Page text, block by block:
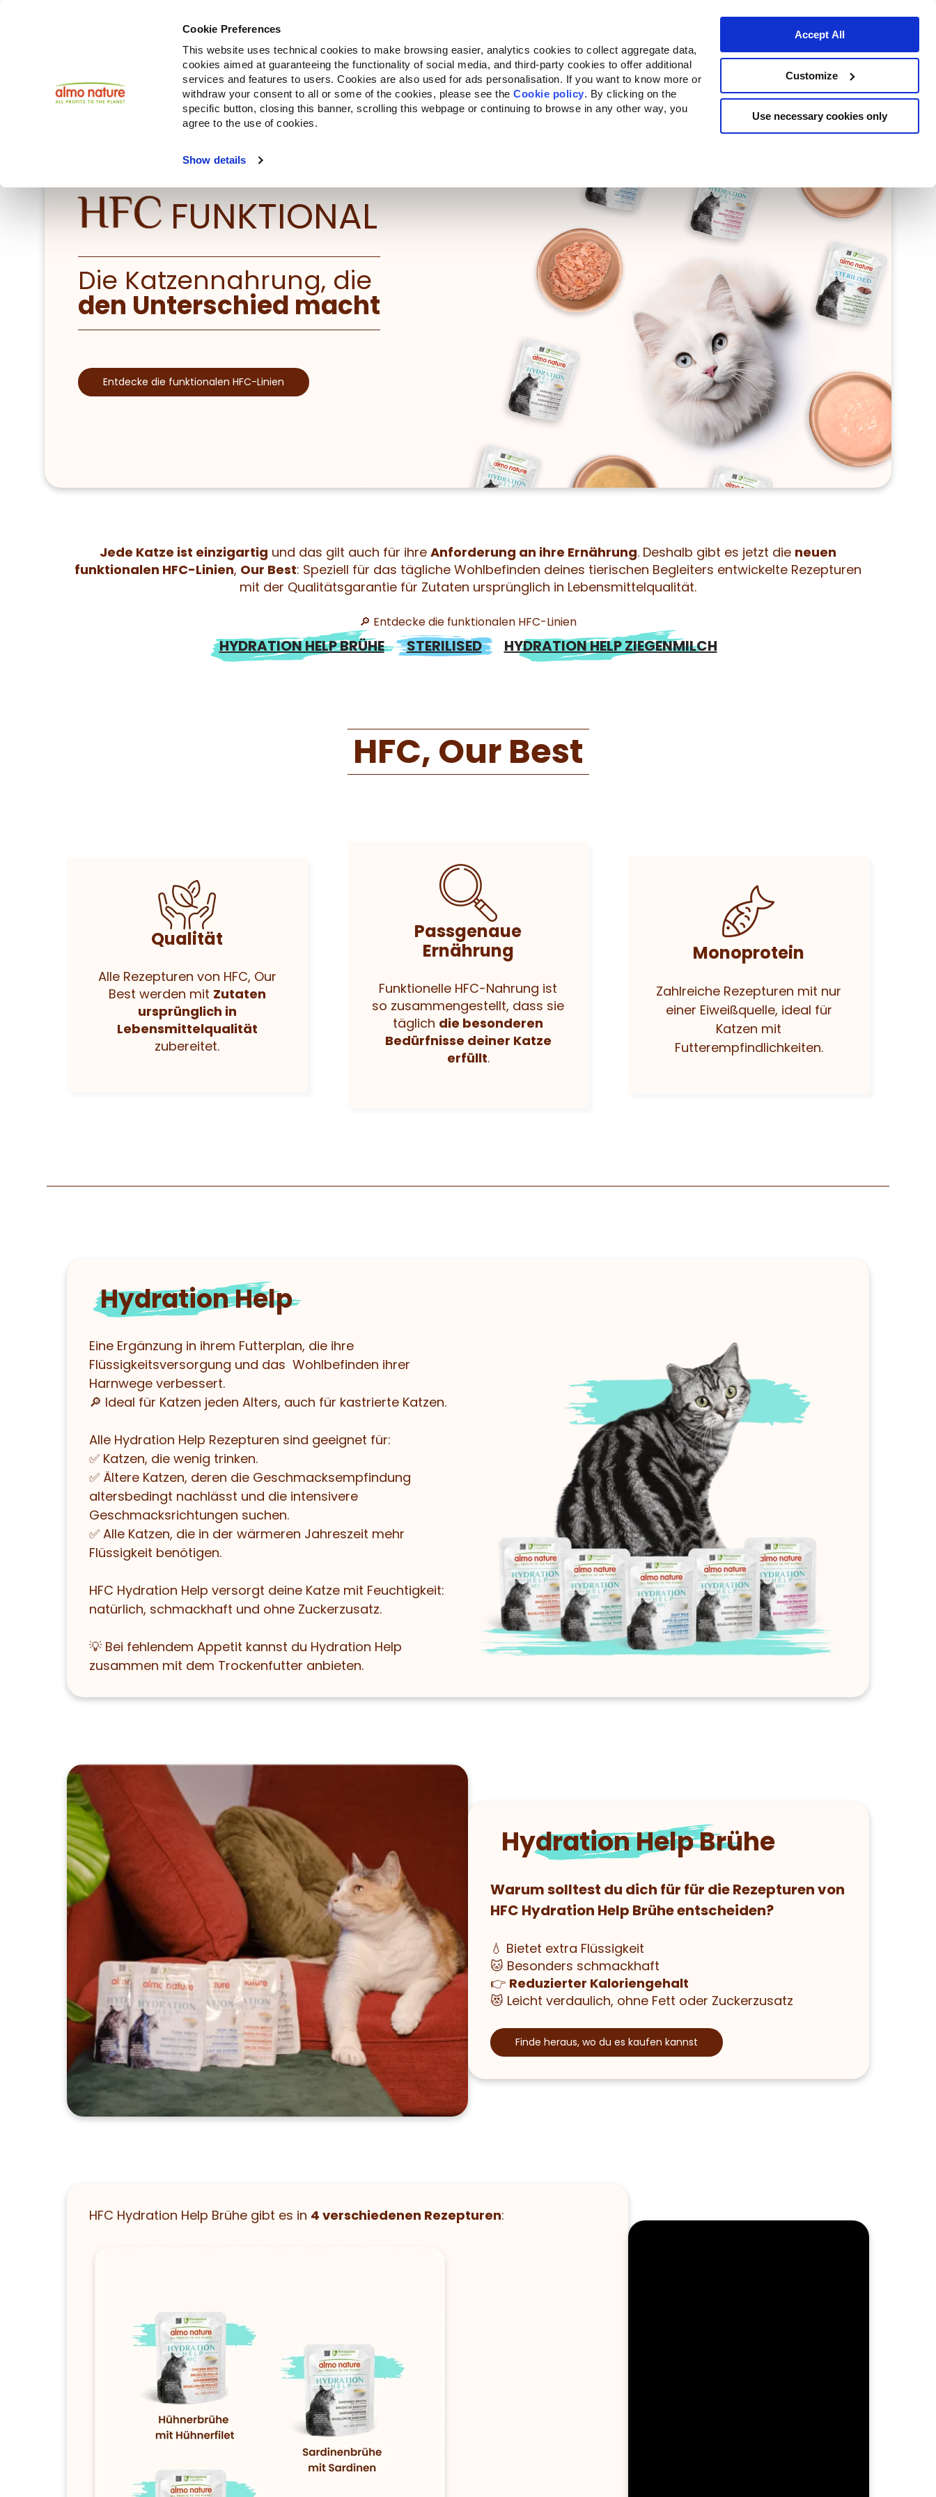
Cookie Preferences
This website uses technical cookies to make browsing easier, analytics cookies to collect aggregate data,
cookies aimed at guaranteeing the functionality of social media, and third-party cookies to offer additional
services and features to users. Cookies are also used for ads personalisation. If you want to know more or
withdraw your consent to all or some of the cookies, please see theCookie policy. By clicking on the
specific button, closing this banner, scrolling this webpage or continuing to browse in any other way, you
agree to the use of cookies.
Show details
Accept All
Customize
Use necessary cookies only
Deutsch
FUNKTIONAL
Die Katzennahrung, die
den Unterschied macht
Entdecke die funktionalen HFC-Linien
Jede Katze ist einzigartig und das gilt auch für ihre Anforderung an ihre Ernährung. Deshalb gibt es jetzt die neuen
funktionalen HFC-Linien, Our Best: Speziell für das tägliche Wohlbefinden deines tierischen Begleiters entwickelte Rezepturen
mit der Qualitätsgarantie für Zutaten ursprünglich in Lebensmittelqualität.
🔎 Entdecke die funktionalen HFC-Linien
HYDRATION HELP BRÜHE STERILISED HYDRATION HELP ZIEGENMILCH
HFC, Our Best
Qualität
Alle Rezepturen von HFC, Our
Best werden mit Zutaten
ursprünglich in
Lebensmittelqualität
zubereitet.
Passgenaue
Ernährung
Funktionelle HFC-Nahrung ist
so zusammengestellt, dass sie
täglich die besonderen
Bedürfnisse deiner Katze
erfüllt.
Monoprotein
Zahlreiche Rezepturen mit nur
einer Eiweißquelle, ideal für
Katzen mit
Futterempfindlichkeiten.
Hydration Help
Eine Ergänzung in ihrem Futterplan, die ihre
Flüssigkeitsversorgung und das Wohlbefinden ihrer
Harnwege verbessert.
🔎 Ideal für Katzen jeden Alters, auch für kastrierte Katzen.
Alle Hydration Help Rezepturen sind geeignet für:
✅ Katzen, die wenig trinken.
✅ Ältere Katzen, deren die Geschmacksempfindung
altersbedingt nachlässt und die intensivere
Geschmacksrichtungen suchen.
✅ Alle Katzen, die in der wärmeren Jahreszeit mehr
Flüssigkeit benötigen.
HFC Hydration Help versorgt deine Katze mit Feuchtigkeit:
natürlich, schmackhaft und ohne Zuckerzusatz.
💡 Bei fehlendem Appetit kannst du Hydration Help
zusammen mit dem Trockenfutter anbieten.
Hydration Help Brühe
Warum solltest du dich für für die Rezepturen von
HFC Hydration Help Brühe entscheiden?
💧 Bietet extra Flüssigkeit
🐱 Besonders schmackhaft
👉 Reduzierter Kaloriengehalt
😻 Leicht verdaulich, ohne Fett oder Zuckerzusatz
Finde heraus, wo du es kaufen kannst
HFC Hydration Help Brühe gibt es in 4 verschiedenen Rezepturen: